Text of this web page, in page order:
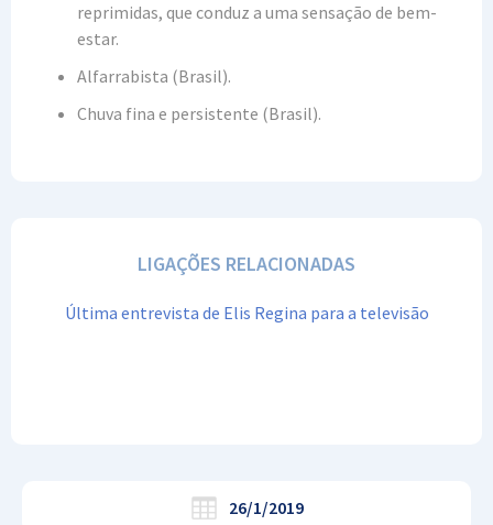
reprimidas, que conduz a uma sensação de bem-
estar.
Alfarrabista (Brasil).
Chuva fina e persistente (Brasil).
LIGAÇÕES RELACIONADAS
Última entrevista de Elis Regina para a televisão
26/1/2019